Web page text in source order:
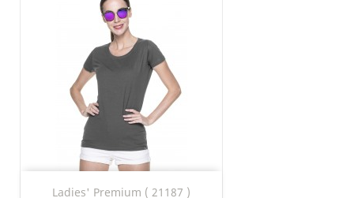
Ladies' Premium ( 21187 )